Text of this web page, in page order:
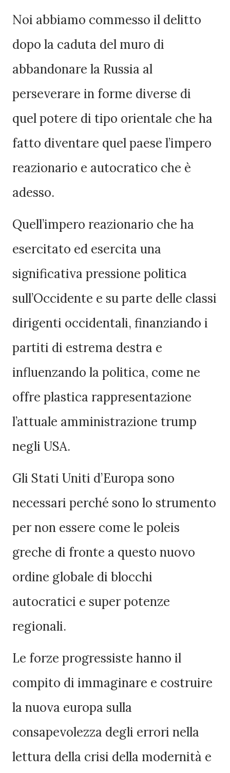
Noi abbiamo commesso il delitto
dopo la caduta del muro di
abbandonare la Russia al
perseverare in forme diverse di
quel potere di tipo orientale che ha
fatto diventare quel paese l’impero
reazionario e autocratico che è
adesso.
Quell’impero reazionario che ha
esercitato ed esercita una
significativa pressione politica
sull’Occidente e su parte delle classi
dirigenti occidentali, finanziando i
partiti di estrema destra e
influenzando la politica, come ne
offre plastica rappresentazione
l’attuale amministrazione trump
negli USA.
Gli Stati Uniti d’Europa sono
necessari perché sono lo strumento
per non essere come le poleis
greche di fronte a questo nuovo
ordine globale di blocchi
autocratici e super potenze
regionali.
Le forze progressiste hanno il
compito di immaginare e costruire
la nuova europa sulla
consapevolezza degli errori nella
lettura della crisi della modernità e